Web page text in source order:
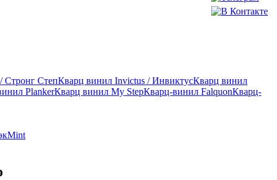
Стронг СтепКварц винил Invictus / ИнвиктусКварц винил
PlankerКварц винил My StepКварц-винил FalquonКварц-
Mint